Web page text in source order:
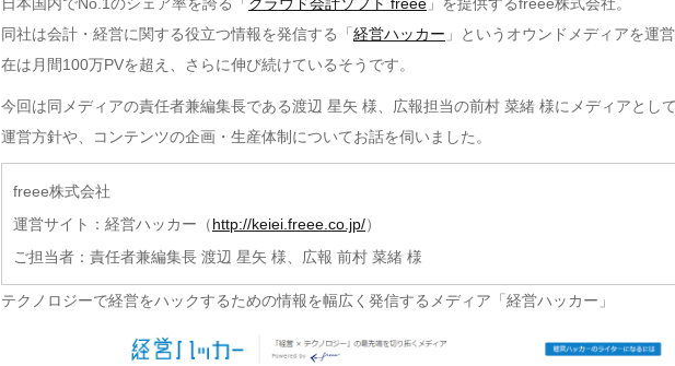
同社は会計・経営に関する役立つ情報を発信する「 経営ハッカー 」というオウンドメディアを運
在は月間100万PVを超え、さらに伸び続けているそうです。
今回は同メディアの責任者兼編集長である渡辺 星矢 様、広報担当の前村 菜緒 様にメディアとし
運営方針や、コンテンツの企画・生産体制についてお話を伺いました。
freee株式会社
運営サイト：経営ハッカー（http://keiei.freee.co.jp/）
ご担当者：責任者兼編集長 渡辺 星矢 様、広報 前村 菜緒 様
テクノロジーで経営をハックするための情報を幅広く発信するメディア「経営ハッカー」